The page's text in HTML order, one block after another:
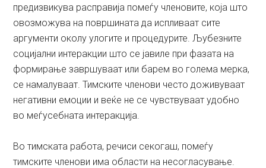
предизвикува расправија помеѓу членовите, која што
овозможува на површината да испливаат сите
аргументи околу улогите и процедурите. Љубезните
социјални интеракции што се јавиле при фазата на
формирање завршуваат или барем во голема мерка,
се намалуваат. Тимските членови често доживуваат
негативни емоции и веќе не се чувствуваат удобно
во меѓусебната интеракција.
Во тимската работа, речиси секогаш, помеѓу
тимските членови има области на несогласување.